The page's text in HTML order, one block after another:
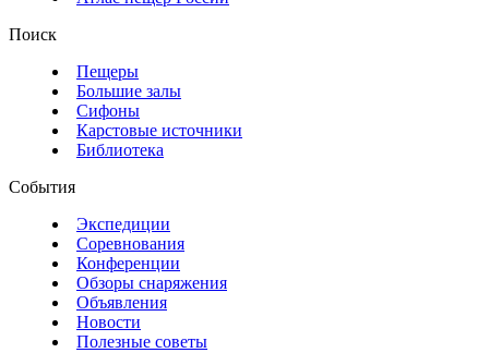
Поиск
Пещеры
Большие залы
Сифоны
Карстовые источники
Библиотека
События
Экспедиции
Соревнования
Конференции
Обзоры снаряжения
Объявления
Новости
Полезные советы